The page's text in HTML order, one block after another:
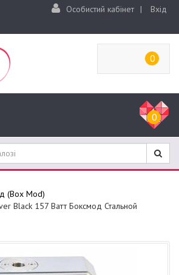
Особистий кабінет | Вхід
0
0
(Box Mod)
Black 157 Ватт Боксмод Стальной